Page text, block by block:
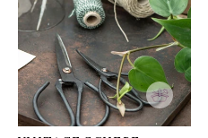
VINTAGE SCHERE